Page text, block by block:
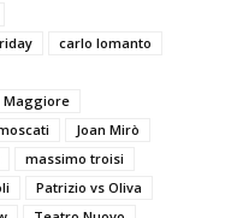
carlo lomanto
Maggiore
Joan Mirò
massimo troisi
Patrizio vs Oliva